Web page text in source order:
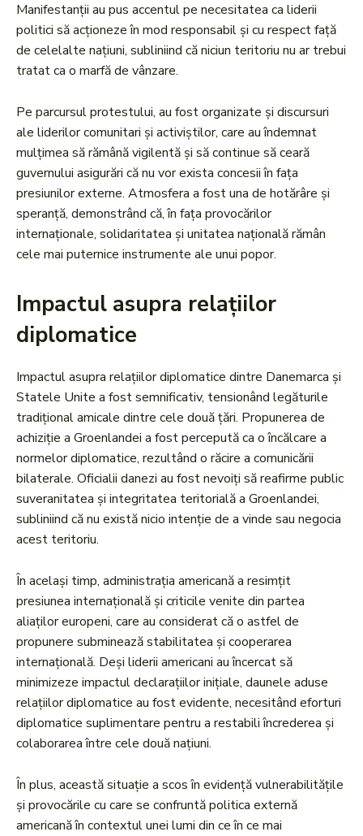
Manifestanții au pus accentul pe necesitatea ca liderii
politici să acționeze în mod responsabil și cu respect față
de celelalte națiuni, subliniind că niciun teritoriu nu ar trebui
tratat ca o marfă de vânzare.
Pe parcursul protestului, au fost organizate și discursuri
ale liderilor comunitari și activiștilor, care au îndemnat
mulțimea să rămână vigilentă și să continue să ceară
guvernului asigurări că nu vor exista concesii în fața
presiunilor externe. Atmosfera a fost una de hotărâre și
speranță, demonstrând că, în fața provocărilor
internaționale, solidaritatea și unitatea națională rămân
cele mai puternice instrumente ale unui popor.
Impactul asupra relațiilor
diplomatice
Impactul asupra relațiilor diplomatice dintre Danemarca și
Statele Unite a fost semnificativ, tensionând legăturile
tradițional amicale dintre cele două țări. Propunerea de
achiziție a Groenlandei a fost percepută ca o încălcare a
normelor diplomatice, rezultând o răcire a comunicării
bilaterale. Oficialii danezi au fost nevoiți să reafirme public
suveranitatea și integritatea teritorială a Groenlandei,
subliniind că nu există nicio intenție de a vinde sau negocia
acest teritoriu.
În același timp, administrația americană a resimțit
presiunea internațională și criticile venite din partea
aliaților europeni, care au considerat că o astfel de
propunere subminează stabilitatea și cooperarea
internațională. Deși liderii americani au încercat să
minimizeze impactul declarațiilor inițiale, daunele aduse
relațiilor diplomatice au fost evidente, necesitând eforturi
diplomatice suplimentare pentru a restabili încrederea și
colaborarea între cele două națiuni.
În plus, această situație a scos în evidență vulnerabilitățile
și provocările cu care se confruntă politica externă
americană în contextul unei lumi din ce în ce mai